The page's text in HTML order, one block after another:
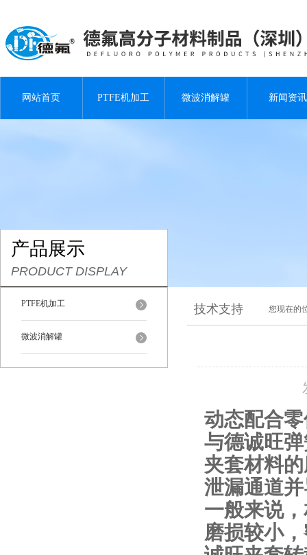
网站首页 PTFE机加工 微波消解罐 新闻资讯
产品展示
PRODUCT DISPLAY
PTFE机加工
微波消解罐
技术支持 您现在的
动态配合
与德诚旺
夹套材料
泄漏通道
一般来说
磨损较小